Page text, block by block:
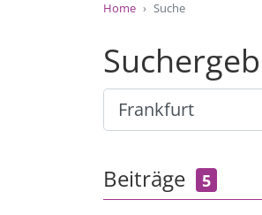
Home Suche
Beiträge 5